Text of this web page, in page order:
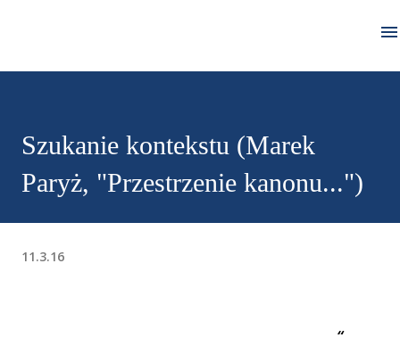
Szukanie kontekstu (Marek
Paryż, "Przestrzenie kanonu...")
11.3.16